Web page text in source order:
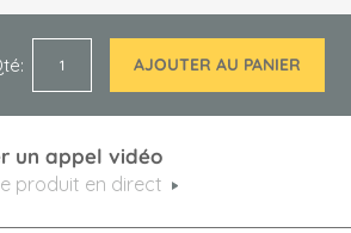
AJOUTER AU PANIER
un appel vidéo
produit en direct